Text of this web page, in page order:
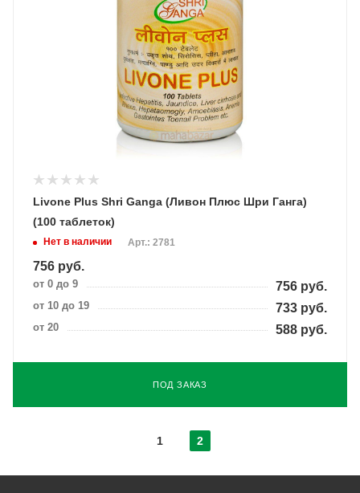
Livone Plus Shri Ganga (Ливон Плюс Шри Ганга)
(100 таблеток)
Нет в наличии Арт.: 2781
756 руб.
от 0 до 9 756 руб.
от 10 до 19 733 руб.
от 20 588 руб.
ПОД ЗАКАЗ
1 2